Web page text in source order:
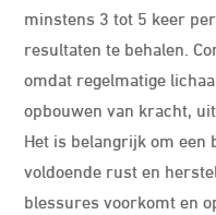
minstens 3 tot 5 keer
resultaten te behalen.
omdat regelmatige
opbouwen van kracht,
Het is belangrijk om een
voldoende rust en
blessures voorkomt en